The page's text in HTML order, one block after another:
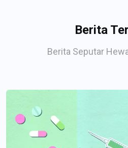
Berita
Berita Seputar